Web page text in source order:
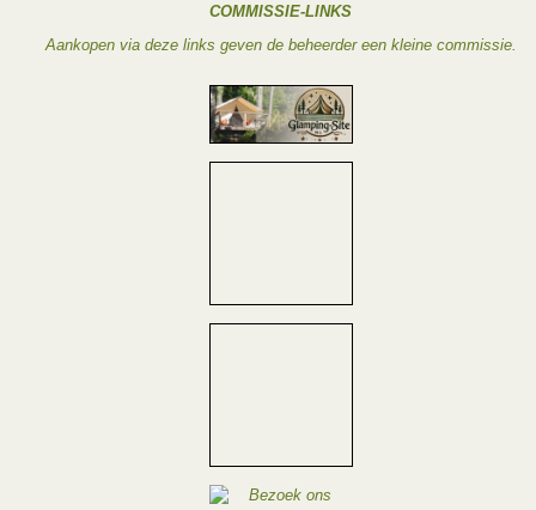
COMMISSIE-LINKS
Aankopen via deze links geven de beheerder een kleine commissie.